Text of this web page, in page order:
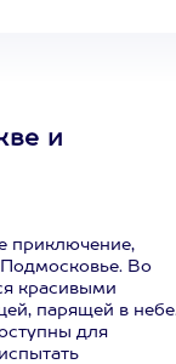
и
приключение,
Во
красивыми
парящей в
для